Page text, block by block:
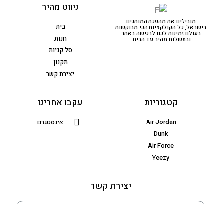
מובילים את מהפכת המותגים
בישראל, כל הקולקציות הכי מבוקשות
בעולם זמינות לכם לרכישה באתר
ובמשלוח מהיר עד הבית.
ניווט מהיר
בית
חנות
סל קניות
תקנון
יצירת קשר
קטגוריות
Air Jordan
Dunk
Air Force
Yeezy
עקבו אחרינו
אינסטגרם
יצירת קשר